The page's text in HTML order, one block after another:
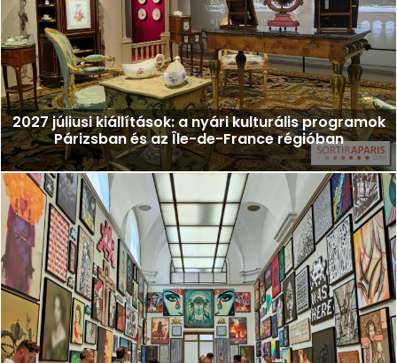
2027 júliusi kiállítások: a nyári kulturális programok
Párizsban és az Île-de-France régióban